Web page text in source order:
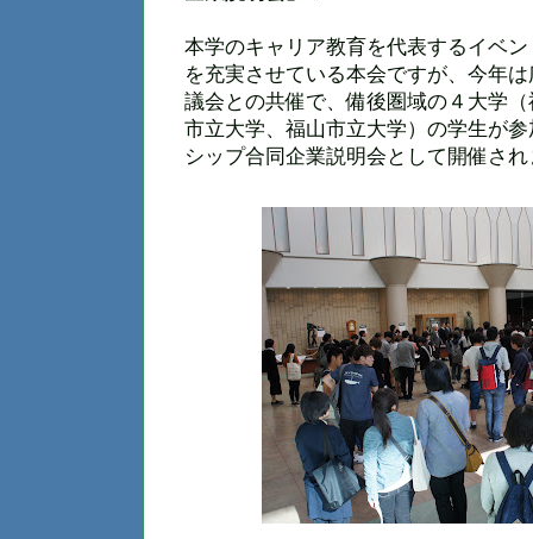
本学のキャリア教育を代表するイベ
を充実させている本会ですが、今年
議会との共催で、備後圏域の４大学
市立大学、福山市立大学）の学生が
シップ合同企業説明会として開催さ